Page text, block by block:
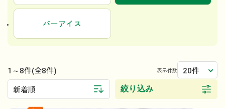
バーアイス
1～8件(全8件) 表示件数 20件
新着順 絞り込み